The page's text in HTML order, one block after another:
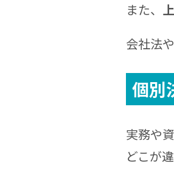
また、
会社法
個別
実務や
どこが